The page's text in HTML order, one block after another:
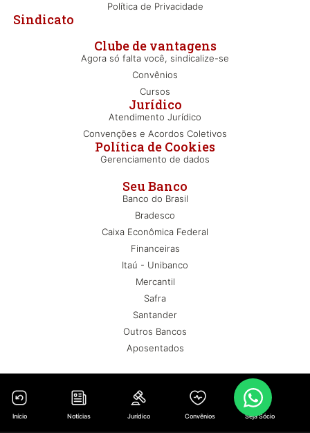
Seu Banco
Banco do Brasil
Bradesco
Caixa Econômica Federal
Financeiras
Itaú - Unibanco
Mercantil
Safra
Santander
Outros Bancos
Aposentados
Clube de vantagens
Agora só falta você, sindicalize-se
Convênios
Cursos
Jurídico
Atendimento Jurídico
Convenções e Acordos Coletivos
Política de Cookies
Gerenciamento de dados
Sindicato
Política de Privacidade
Início Notícias Jurídico Convênios Seja Sócio